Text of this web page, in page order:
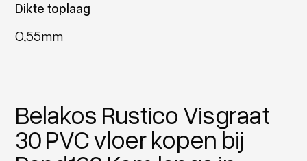
Dikte toplaag
0,55mm
Belakos Rustico Visgraat
30 PVC vloer kopen bij